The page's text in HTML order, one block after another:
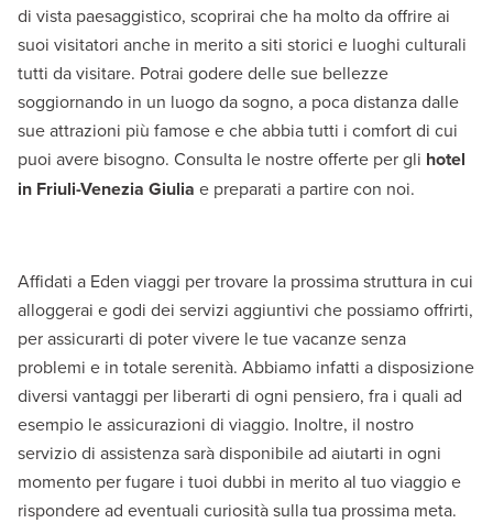
di vista paesaggistico, scoprirai che ha molto da offrire ai
suoi visitatori anche in merito a siti storici e luoghi culturali
tutti da visitare. Potrai godere delle sue bellezze
soggiornando in un luogo da sogno, a poca distanza dalle
sue attrazioni più famose e che abbia tutti i comfort di cui
puoi avere bisogno. Consulta le nostre offerte per gli hotel
in Friuli-Venezia Giulia e preparati a partire con noi.
Affidati a Eden viaggi per trovare la prossima struttura in cui
alloggerai e godi dei servizi aggiuntivi che possiamo offrirti,
per assicurarti di poter vivere le tue vacanze senza
problemi e in totale serenità. Abbiamo infatti a disposizione
diversi vantaggi per liberarti di ogni pensiero, fra i quali ad
esempio le assicurazioni di viaggio. Inoltre, il nostro
servizio di assistenza sarà disponibile ad aiutarti in ogni
momento per fugare i tuoi dubbi in merito al tuo viaggio e
rispondere ad eventuali curiosità sulla tua prossima meta.